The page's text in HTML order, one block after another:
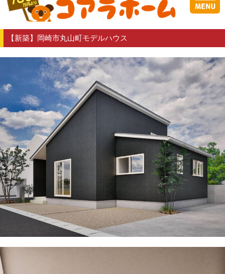
【新築】岡崎市丸山町モデルハウス